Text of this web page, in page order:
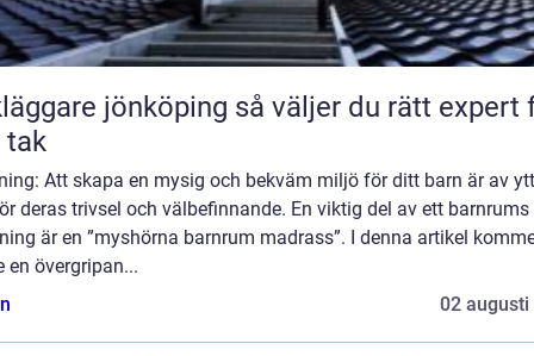
jönköping så väljer du rätt expert för
Att skapa en mysig och bekväm miljö för ditt barn är av
deras trivsel och välbefinnande. En viktig del av ett barnrums
är en ”myshörna barnrum madrass”. I denna artikel
en övergripan...
02 augusti